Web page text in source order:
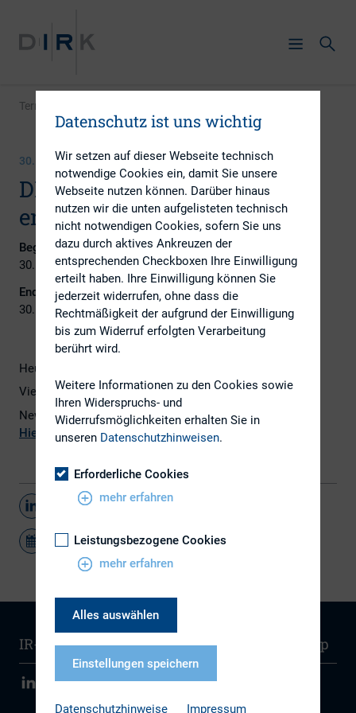
Termin
30. JULI 2021
DIRK-Newsletter Juli 2021
erscheint
Beginn:
30. Juli 2021
Ende:
30. Juli 2021
Heute erscheint die Juli-Ausgabe des DIRK-Newsletters.
Viel Spaß beim Lesen!
Newsletter noch nicht abonniert?
Hier
geht es zur Registrierung.
Teilen
IR-Wissen Kontakt Newsletter Sitemap
Datenschutz ist uns wichtig
Wir setzen auf dieser Webseite technisch
notwendige Cookies ein, damit Sie unsere
Webseite nutzen können. Darüber hinaus
nutzen wir die unten aufgelisteten technisch
nicht notwendigen Cookies, sofern Sie uns
dazu durch aktives Ankreuzen der
entsprechenden Checkboxen Ihre Einwilligung
erteilt haben. Ihre Einwilligung können Sie
jederzeit widerrufen, ohne dass die
Rechtmäßigkeit der aufgrund der Einwilligung
bis zum Widerruf erfolgten Verarbeitung
berührt wird.
Weitere Informationen zu den Cookies sowie
Ihren Widerspruchs- und
Widerrufsmöglichkeiten erhalten Sie in
unseren Datenschutzhinweisen.
Erforderliche Cookies
mehr erfahren
Leistungsbezogene Cookies
mehr erfahren
Alles auswählen
Einstellungen speichern
Datenschutzhinweise Impressum